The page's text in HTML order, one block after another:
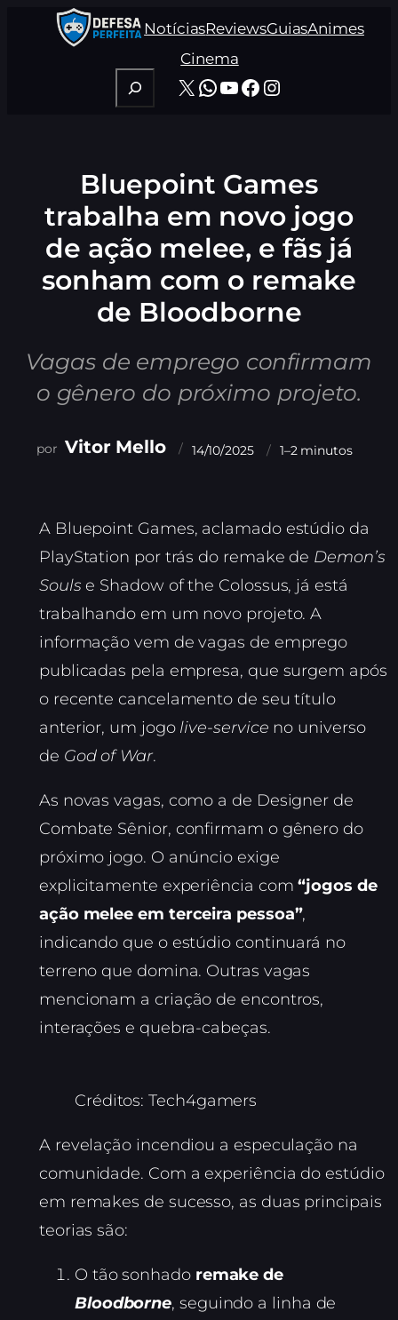
NotíciasReviewsGuiasAnimes
Cinema
Pesquisar
X WhatsApp
Youtube
Facebook
Instagram
Bluepoint Games
trabalha em novo jogo
de ação melee, e fãs já
sonham com o remake
de Bloodborne
Vagas de emprego confirmam
o gênero do próximo projeto.
Vitor Mello 14/10/2025 1–2 minutos
A Bluepoint Games, aclamado estúdio da
PlayStation por trás do remake de Demon’s
Souls e Shadow of the Colossus, já está
trabalhando em um novo projeto. A
informação vem de vagas de emprego
publicadas pela empresa, que surgem após
o recente cancelamento de seu título
anterior, um jogo live-service no universo
de God of War.
As novas vagas, como a de Designer de
Combate Sênior, confirmam o gênero do
próximo jogo. O anúncio exige
explicitamente experiência com“jogos de
ação melee em terceira pessoa”,
indicando que o estúdio continuará no
terreno que domina. Outras vagas
mencionam a criação de encontros,
interações e quebra-cabeças.
Créditos: Tech4gamers
A revelação incendiou a especulação na
comunidade. Com a experiência do estúdio
em remakes de sucesso, as duas principais
teorias são:
O tão sonhado remake de
Bloodborne, seguindo a linha de